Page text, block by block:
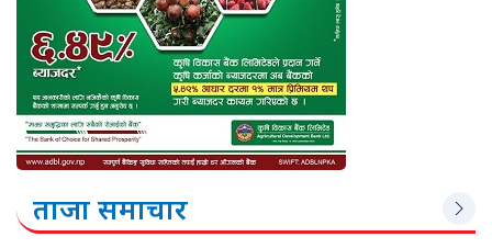
ताजा समाचार